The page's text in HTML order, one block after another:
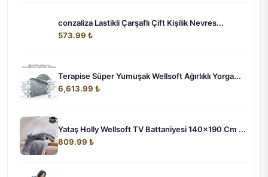
conzaliza Lastikli Çarşaflı Çift Kişilik Nevres...
573.99 ₺
Terapise Süper Yumuşak Wellsoft Ağırlıklı Yorga...
6,613.99 ₺
Yataş Holly Wellsoft TV Battaniyesi 140x190 Cm ...
809.99 ₺